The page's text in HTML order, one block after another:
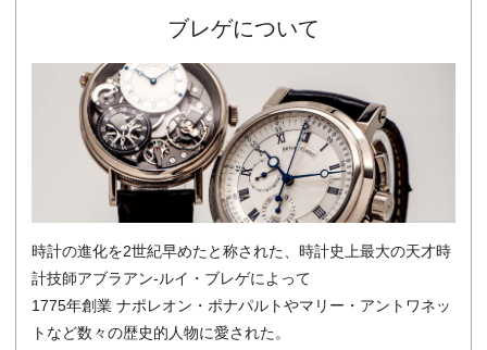
ブレゲについて
時計の進化を2世紀早めたと称された、時計史上最大の天才時
計技師アブラアン-ルイ・ブレゲによって
1775年創業 ナポレオン・ポナパルトやマリー・アントワネッ
トなど数々の歴史的人物に愛された。